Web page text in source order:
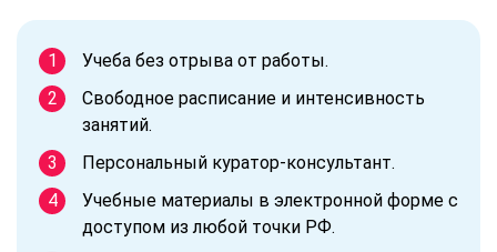
Учеба без отрыва от работы.
Свободное расписание и интенсивность
занятий.
Персональный куратор-консультант.
Учебные материалы в электронной форме с
доступом из любой точки РФ.